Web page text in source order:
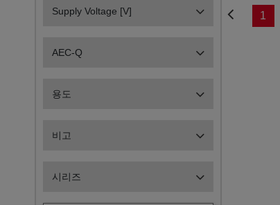
Supply Voltage [V]
AEC-Q
용도
비고
시리즈
1